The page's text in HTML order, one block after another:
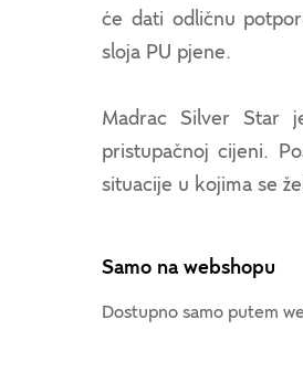
će dati odličnu
sloja PU pjene.
Madrac Silver Star
pristupačnoj cijeni.
situacije u kojima se
Samo na webshopu
Dostupno samo putem